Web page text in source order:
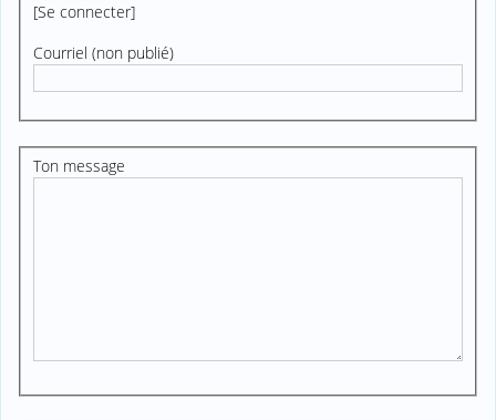
[Se connecter]
Courriel (non publié)
Ton message